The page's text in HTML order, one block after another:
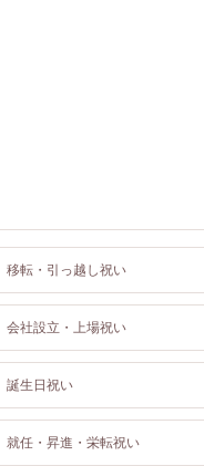
移転・引っ越し祝い
会社設立・上場祝い
誕生日祝い
就任・昇進・栄転祝い